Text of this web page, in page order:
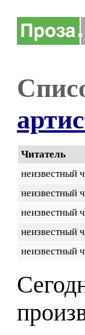
Читатель
неизвестный
неизвестный
неизвестный
неизвестный
неизвестный